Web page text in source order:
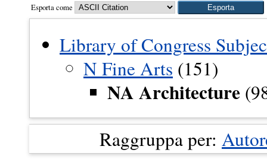
Esporta come
Library of Congress
N Fine Arts (151)
NA Architecture
Raggruppa per: